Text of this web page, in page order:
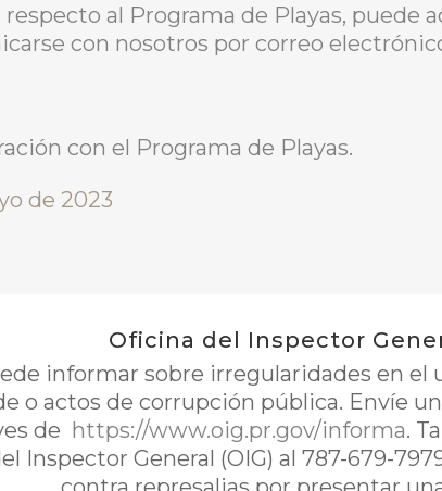
al Programa de Playas, puede
con nosotros por correo
con el Programa de Playas.
de 2023
Oficina del Inspector
informar sobre irregularidades en el
o actos de corrupción pública. Envíe
de https://www.oig.pr.gov/informa.
Inspector General (OIG) al 787-679-